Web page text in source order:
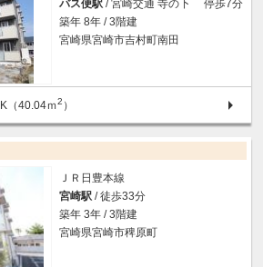
バス便駅 / 宮崎交通 寺の下 停歩7分
築年 8年 / 3階建
宮崎県宮崎市吉村町南田
（40.04ｍ2 ）
ＪＲ日豊本線
宮崎駅 / 徒歩33分
築年 3年 / 3階建
宮崎県宮崎市稗原町